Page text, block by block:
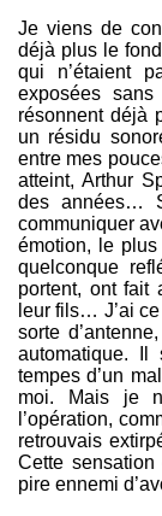
Je viens de
déjà plus le
qui n’étaient
exposées
résonnent déjà
un résidu
entre mes
atteint, Arthur
des années…
communiquer
émotion, le
quelconque
portent, ont fait
leur fils… J’ai
sorte
automatique. Il
tempes d’un
moi. Mais je
l’opération,
retrouvais
Cette
pire ennemi